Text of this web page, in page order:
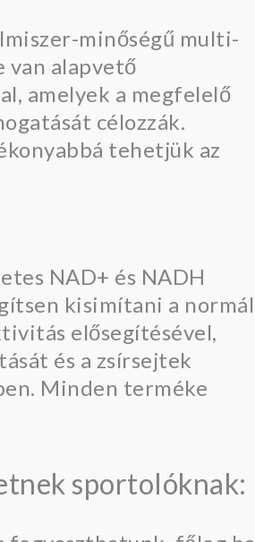
minőségű multi-
van alapvető
amelyek a megfelelő
célozzák.
tehetjük az
NAD+ és NADH
kisimítani a normál
elősegítésével,
és a zsírsejtek
Minden terméke
sportolóknak: